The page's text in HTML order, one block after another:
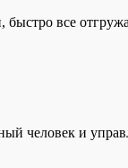
быстро все
человек и